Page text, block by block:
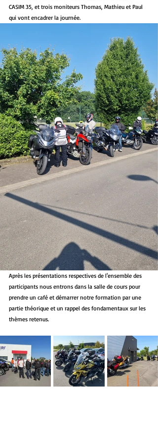
CASIM 35, et trois moniteurs Thomas, Mathieu et Paul
qui vont encadrer la journée.
Après les présentations respectives de l'ensemble des
participants nous entrons dans la salle de cours pour
prendre un café et démarrer notre formation par une
partie théorique et un rappel des fondamentaux sur les
thèmes retenus.